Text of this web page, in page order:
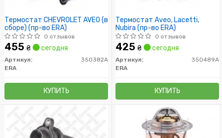
Термостат CHEVROLET AVEO (в
сборе) (пр-во ERA)
0 отзывов
455 ₴ сегодня
Артикул:
350382A
ERA
КУПИТЬ
Термостат Aveo, Lacetti,
Nubira (пр-во ERA)
0 отзывов
425 ₴ сегодня
Артикул:
350489A
ERA
КУПИТЬ